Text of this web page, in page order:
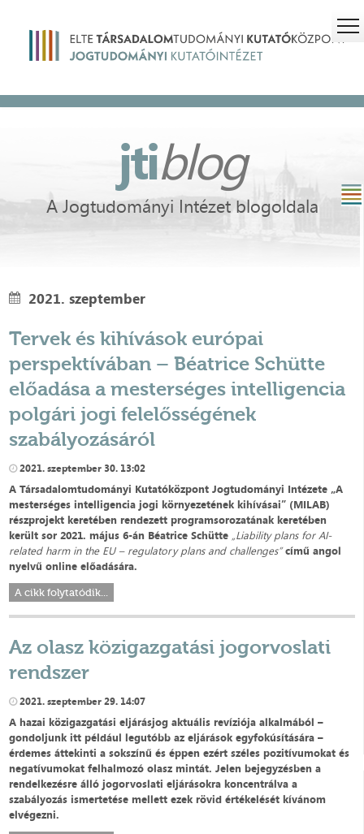
jtiblog
A Jogtudományi Intézet blogoldala
2021. szeptember
Tervek és kihívások európai
perspektívában – Béatrice Schütte
előadása a mesterséges intelligencia
polgári jogi felelősségének
szabályozásáról
2021. szeptember 30. 13:02
A Társadalomtudományi Kutatóközpont Jogtudományi Intézete „A
mesterséges intelligencia jogi környezetének kihívásai” (MILAB)
részprojekt keretében rendezett programsorozatának keretében
került sor 2021. május 6-án Béatrice Schütte „Liability plans for AI-
related harm in the EU – regulatory plans and challenges”című angol
nyelvű online előadására.
A cikk folytatódik...
Az olasz közigazgatási jogorvoslati
rendszer
2021. szeptember 29. 14:07
A hazai közigazgatási eljárásjog aktuális revíziója alkalmából –
gondoljunk itt például legutóbb az eljárások egyfokúsítására –
érdemes áttekinti a sokszínű és éppen ezért széles pozitívumokat és
negatívumokat felhalmozó olasz mintát. Jelen bejegyzésben a
rendelkezésre álló jogorvoslati eljárásokra koncentrálva a
szabályozás ismertetése mellett ezek rövid értékelését kívánom
elvégezni.